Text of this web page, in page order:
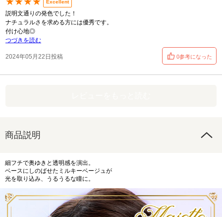
Excellent
説明文通りの発色でした！
ナチュラルさを求める方には優秀です。
付け心地◎
つづきを読む
2024年05月22日投稿 0参考になった
商品説明
細フチで奥ゆきと透明感を演出。
ベースにしのばせたミルキーベージュが
光を取り込み、うるうるな瞳に。